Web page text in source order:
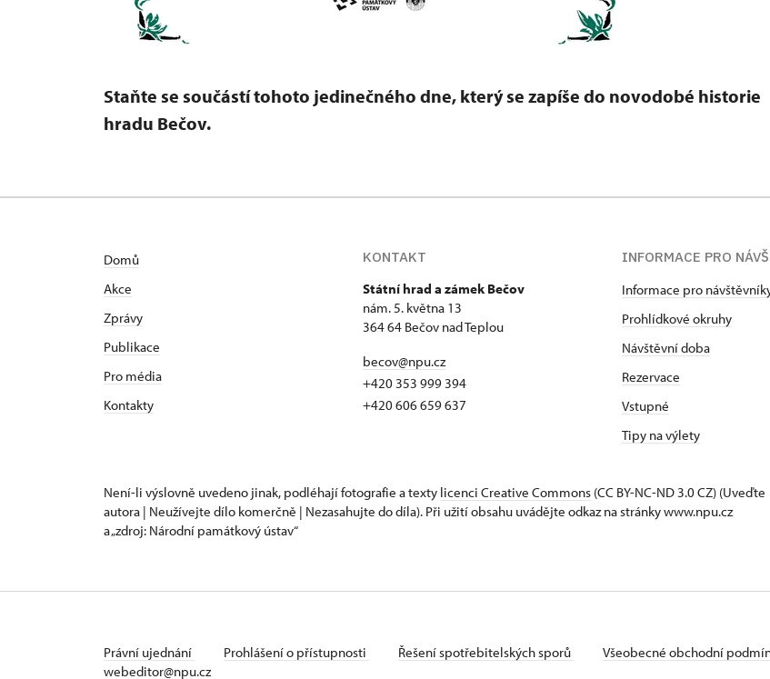
Staňte se součástí tohoto jedinečného dne, který se zapíše do novodobé historie
hradu Bečov.
Domů
Akce
Zprávy
Publikace
Pro média
Kontakty
KONTAKT
Státní hrad a zámek Bečov
nám. 5. května 13
364 64 Bečov nad Teplou
becov@npu.cz
+420 353 999 394
+420 606 659 637
INFORMACE PRO
Informace pro
Prohlídkové okruhy
Návštěvní doba
Rezervace
Vstupné
Tipy na výlety
Není-li výslovně uvedeno jinak, podléhají fotografie a texty licenci Creative Commons (CC BY-NC-ND 3.0 CZ) (Uveďte
autora | Neužívejte dílo komerčně | Nezasahujte do díla). Při užití obsahu uvádějte odkaz na stránky www.npu.cz
a „zdroj: Národní památkový ústav“
Právní ujednání Prohlášení o přístupnosti Řešení spotřebitelských sporů Všeobecné obchodní
webeditor@npu.cz